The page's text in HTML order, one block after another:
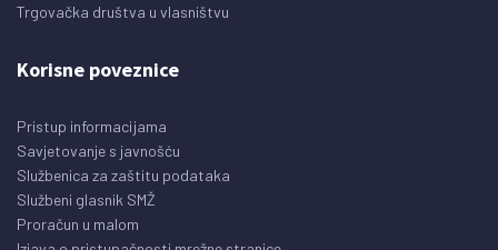
Trgovačka društva u vlasništvu
Korisne poveznice
Pristup informacijama
Savjetovanje s javnošću
Službenica za zaštitu podataka
Službeni glasnik SMŽ
Proračun u malom